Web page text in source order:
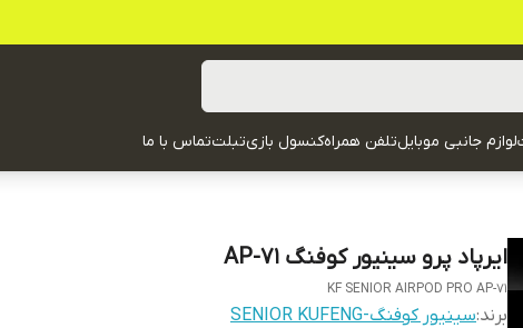
لوازم جانبی موبایلتلفن همراهکنسول بازیتبلتتماس با ما
ایرپاد پرو سینیور کوفنگ AP-71
KF SENIOR AIRPOD PRO AP-71
برند:سینیور کوفنگ-SENIOR KUFENG